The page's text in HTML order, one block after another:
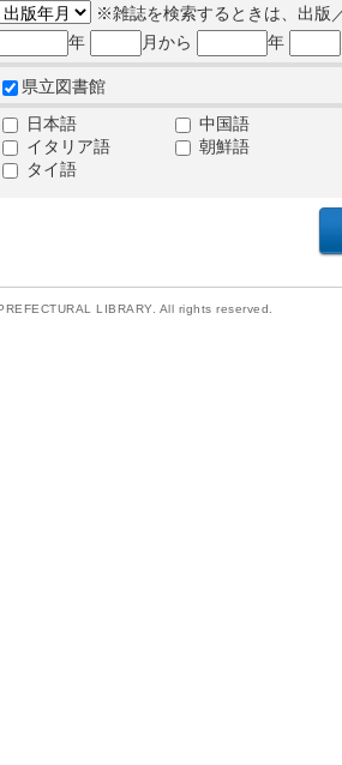
※雑誌を検索するときは、出版
年
月から 年
県立図書館
日本語
中国語
イタリア語
朝鮮語
タイ語
LIBRARY. All rights reserved.